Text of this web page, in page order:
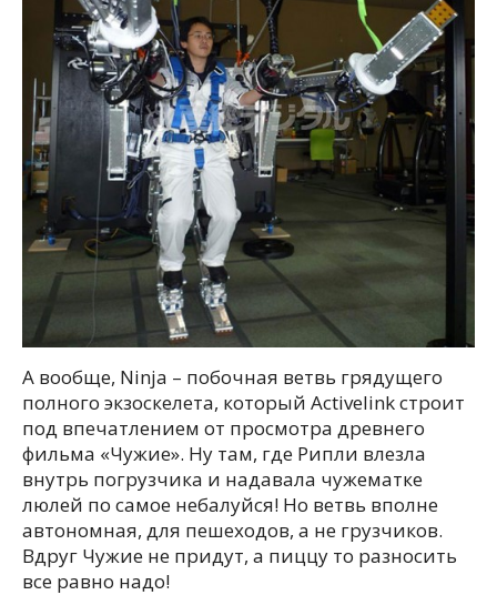
А вообще, Ninja – побочная ветвь грядущего
полного экзоскелета, который Activelink строит
под впечатлением от просмотра древнего
фильма «Чужие». Ну там, где Рипли влезла
внутрь погрузчика и надавала чужематке
люлей по самое небалуйся! Но ветвь вполне
автономная, для пешеходов, а не грузчиков.
Вдруг Чужие не придут, а пиццу то разносить
все равно надо!